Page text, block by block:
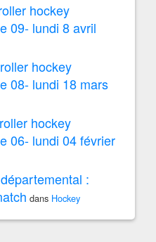
hockey
09- lundi 8 avril
hockey
08- lundi 18 mars
hockey
06- lundi 04 février
:
dans Hockey